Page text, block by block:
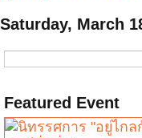
Saturday, March
Featured Event